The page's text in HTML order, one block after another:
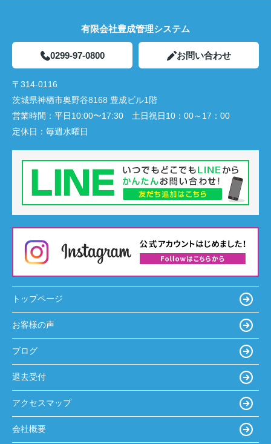
有限会社豊成管理システム
0299-97-0800 お問い合わせ
〒314-0116
茨城県神栖市奥野谷8168 豊成ビル1階
営業時間： 平日10:00〜17:30 土日祝日10：00～17：00
定休日： 毎週水曜日
トップページ
お客様の声
ブログ
退去受付
アクセスマップ
会社概要